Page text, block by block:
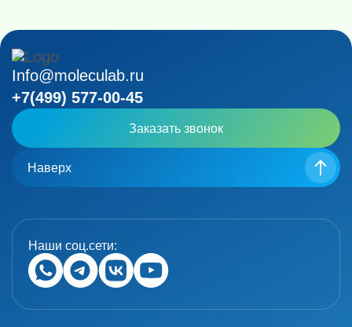
Info@moleculab.ru
+7(499) 577-00-45
Заказать звонок
Наверх
Наши соц.сети: